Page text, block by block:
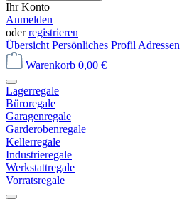
Ihr Konto
Anmelden
oderregistrieren
Übersicht Persönliches Profil Adressen
Warenkorb 0,00 €
Lagerregale
Büroregale
Garagenregale
Garderobenregale
Kellerregale
Industrieregale
Werkstattregale
Vorratsregale